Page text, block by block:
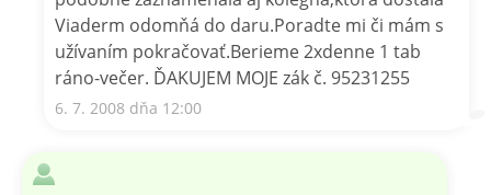
Viaderm odomňá do daru.Poradte mi či mám s
užívaním pokračovať.Berieme 2xdenne 1 tab
ráno-večer. ĎAKUJEM MOJE zák č. 95231255
6. 7. 2008 dňa 12:00